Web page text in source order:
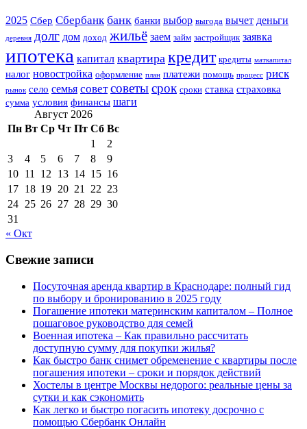
2025 Сбер Сбербанк банк банки выбор выгода вычет деньги
деревня долг дом доход жильё заем займ застройщик заявка
ипотека капитал квартира кредит кредиты маткапитал
налог новостройка оформление план платежи помощь процесс риск
рынок село семья совет советысрок сроки ставка страховка
сумма условия финансы шаги
Август 2026
Пн Вт Ср Чт Пт Сб Вс
1
2
3
4 5 6 7 8
9
10 11 12 13 14 15 16
17 18 19 20 21 22 23
24 25 26 27 28 29 30
31
« Окт
Свежие записи
Посуточная аренда квартир в Краснодаре: полный гид
по выбору и бронированию в 2025 году
Погашение ипотеки материнским капиталом – Полное
пошаговое руководство для семей
Военная ипотека – Как правильно рассчитать
доступную сумму для покупки жилья?
Как быстро банк снимет обременение с квартиры после
погашения ипотеки – сроки и порядок действий
Хостелы в центре Москвы недорого: реальные цены за
сутки и как сэкономить
Как легко и быстро погасить ипотеку досрочно с
помощью Сбербанк Онлайн